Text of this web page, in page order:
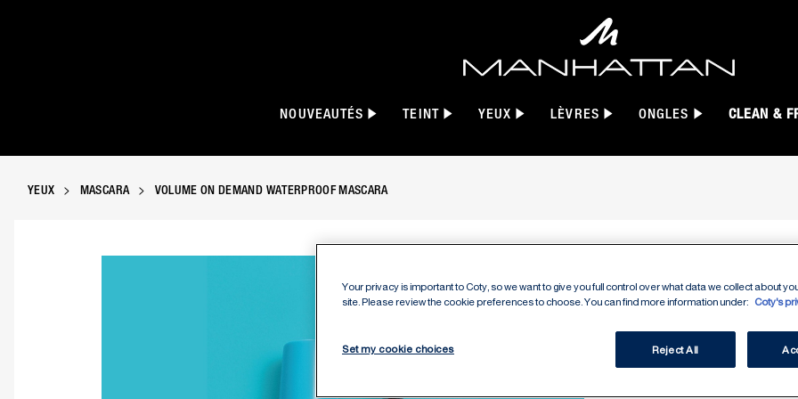
NOUVEAUTÉS TEINT YEUX LÈVRES ONGLES CLEAN &
YEUX MASCARA VOLUME ON DEMAND WATERPROOF MASCARA
Your privacy is important to Coty, so we want to give you full control over what data we collect about
site. Please review the cookie preferences to choose. You can find more information under:
Coty's
Set my cookie choices Reject All